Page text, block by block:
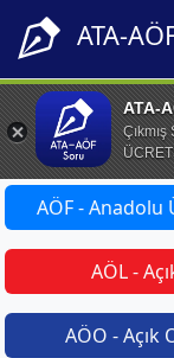
ATA-
ATA-
AÖF - Anadolu
AÖL -
AÖO - Açık